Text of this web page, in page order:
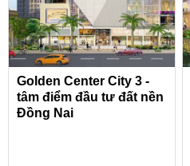
Golden Center City 3 -
tâm điểm đầu tư đất nền
Đồng Nai